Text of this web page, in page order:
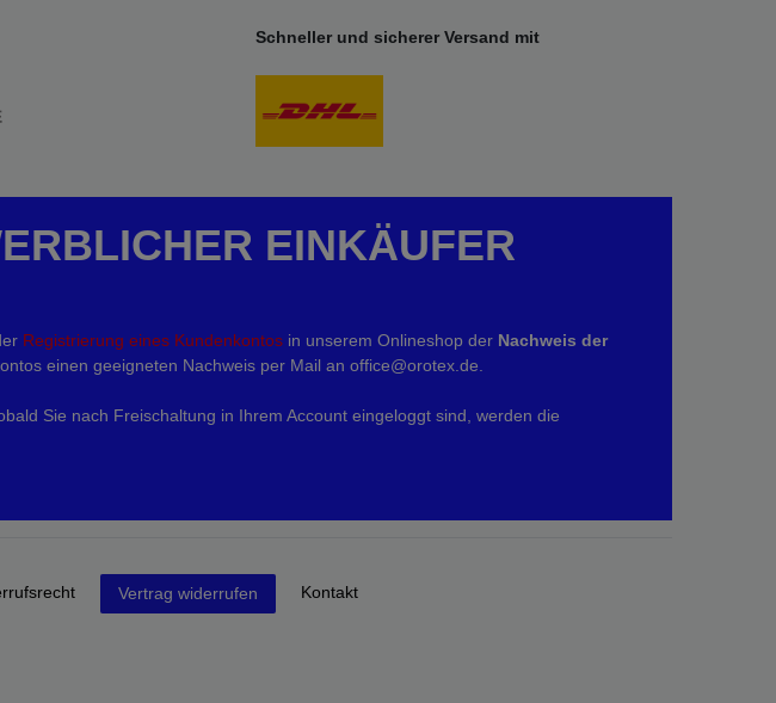
Schneller und sicherer Versand mit
EINKÄUFER
Registrierung eines Kundenkontos in unserem Onlineshop der Nachweis der
einen geeigneten Nachweis per Mail an office@orotex.de.
Sie nach Freischaltung in Ihrem Account eingeloggt sind, werden die
Vertrag widerrufen Kontakt